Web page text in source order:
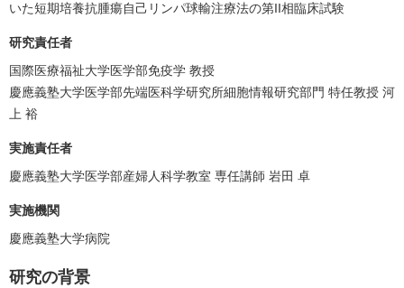
いた短期培養抗腫瘍自己リンパ球輸注療法の第II相臨床試験
研究責任者
国際医療福祉大学医学部免疫学 教授
慶應義塾大学医学部先端医科学研究所細胞情報研究部門 特任教授 河
上 裕
実施責任者
慶應義塾大学医学部産婦人科学教室 専任講師 岩田 卓
実施機関
慶應義塾大学病院
研究の背景